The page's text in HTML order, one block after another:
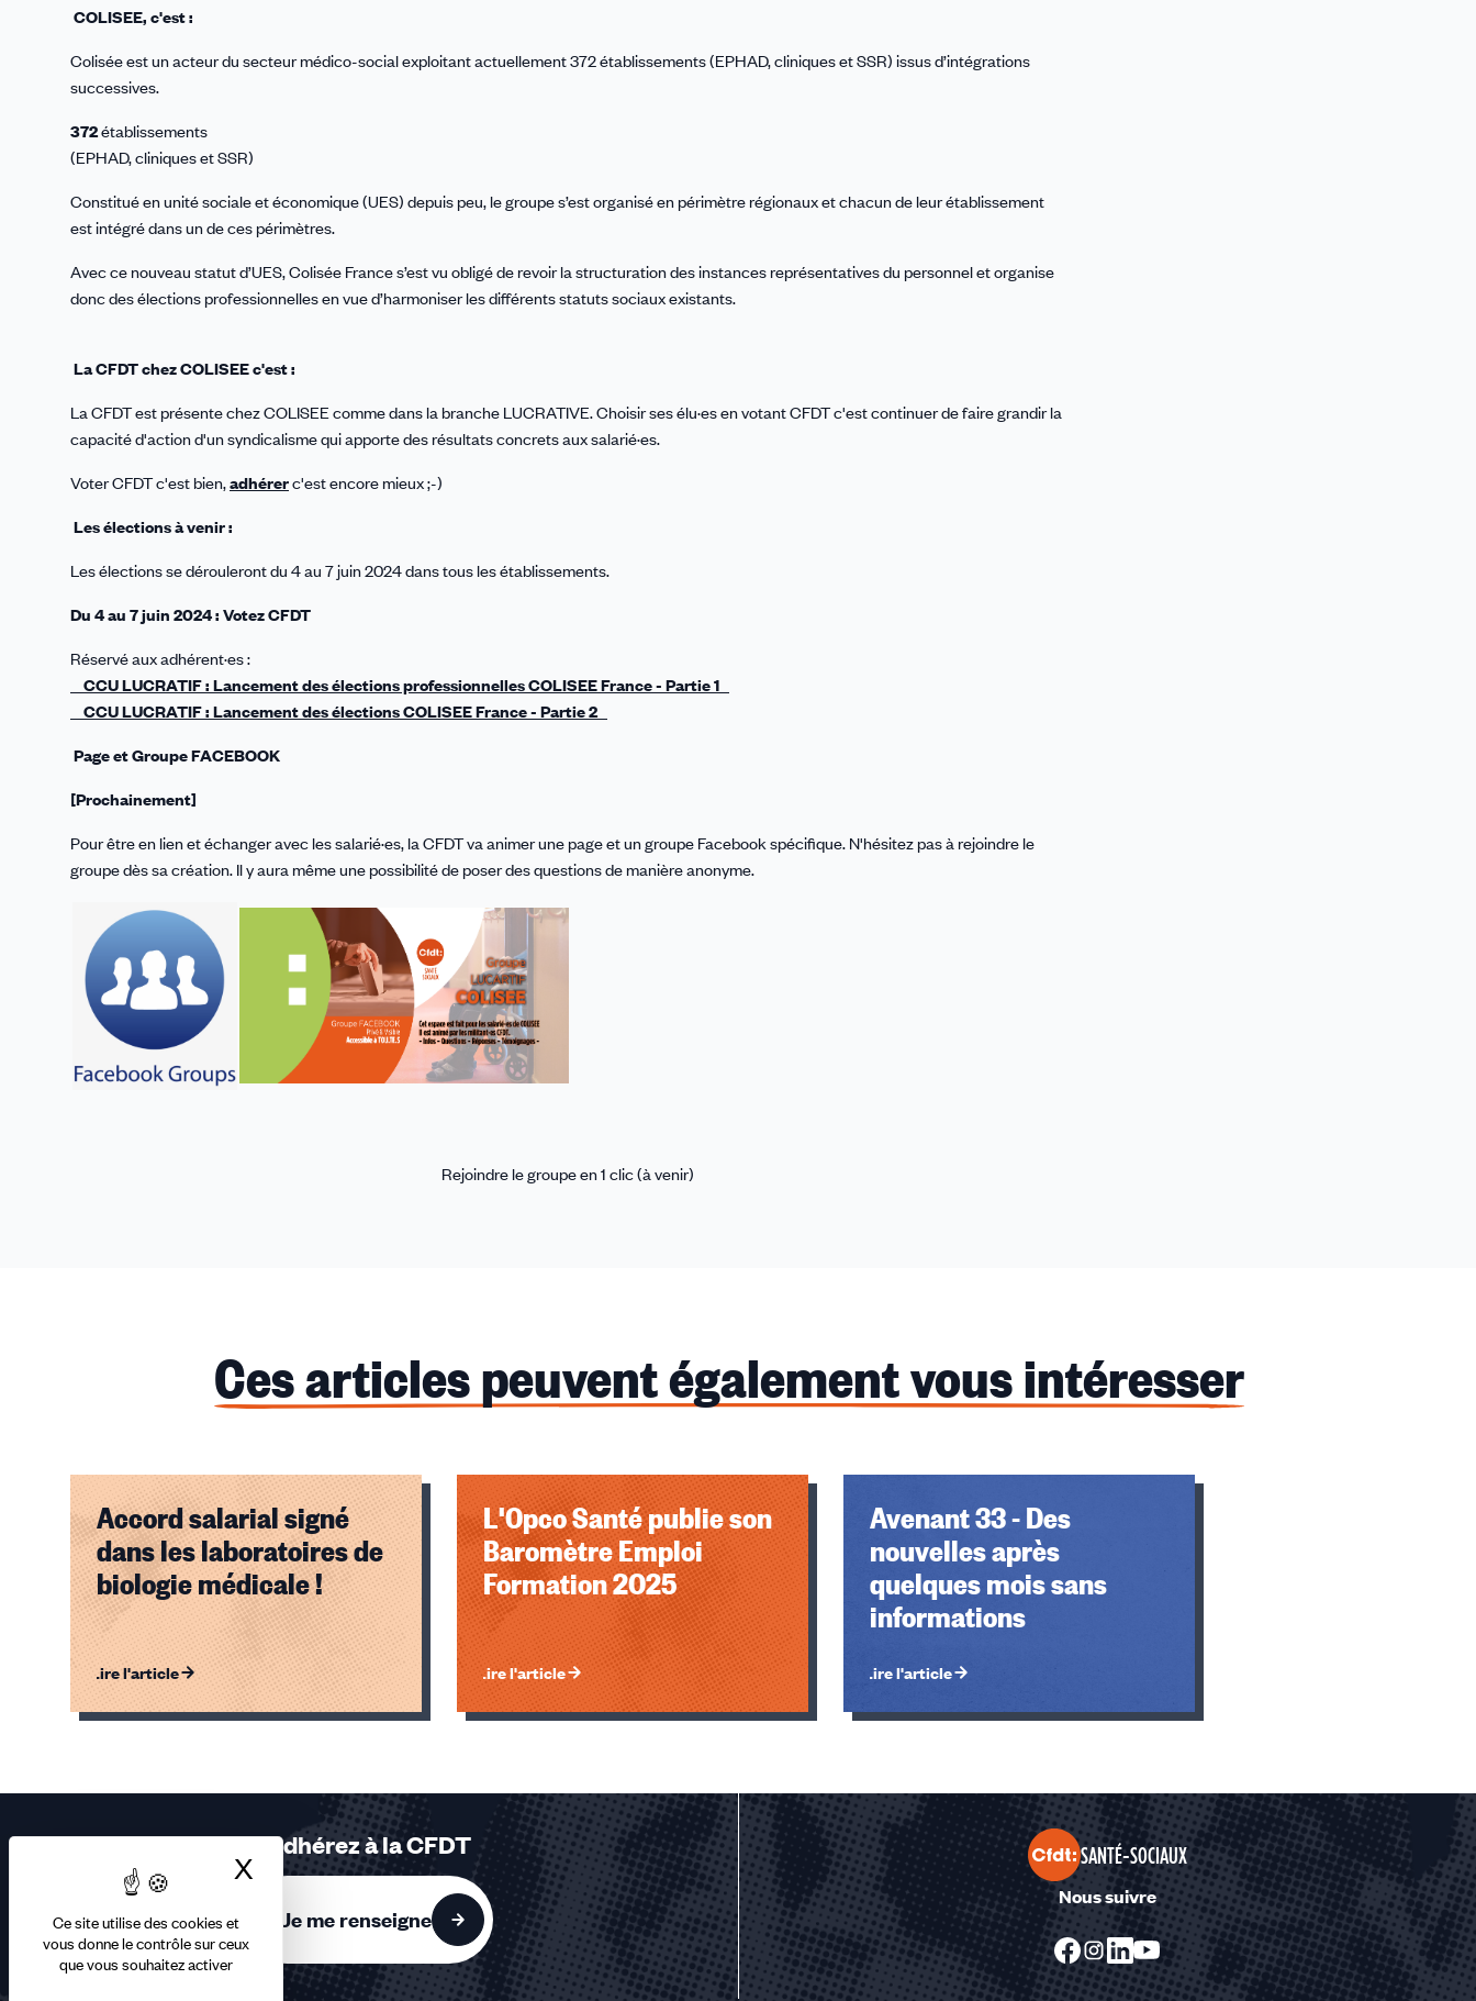
Ce site utilise des cookies et
vous donne le contrôle sur ceux
que vous souhaitez activer
X Masquer le bandeau des cookies
COLISEE, c'est :
Colisée est un acteur du secteur médico-social exploitant actuellement 372 établissements (EPHAD, cliniques et SSR) issus d’intégrations
successives.
372établissements
(EPHAD, cliniques et SSR)
Constitué en unité sociale et économique (UES) depuis peu, le groupe s’est organisé en périmètre régionaux et chacun de leur établissement
est intégré dans un de ces périmètres.
Avec ce nouveau statut d’UES, Colisée France s’est vu obligé de revoir la structuration des instances représentatives du personnel et organise
donc des élections professionnelles en vue d’harmoniser les différents statuts sociaux existants.
La CFDT chez COLISEE c'est :
La CFDT est présente chez COLISEE comme dans la branche LUCRATIVE. Choisir ses élu·es en votant CFDT c'est continuer de faire grandir la
capacité d'action d'un syndicalisme qui apporte des résultats concrets aux salarié·es.
Voter CFDT c'est bien,adhérerc'est encore mieux ;-)
Les élections à venir :
Les élections se dérouleront du 4 au 7 juin 2024 dans tous les établissements.
Du 4 au 7 juin 2024 : Votez CFDT
Réservé aux adhérent·es :
CCU LUCRATIF : Lancement des élections professionnelles COLISEE France - Partie 1
CCU LUCRATIF : Lancement des élections COLISEE France - Partie 2
Page et Groupe FACEBOOK
[Prochainement]
Pour être en lien et échanger avec les salarié·es, la CFDT va animer une page et un groupe Facebook spécifique. N'hésitez pas à rejoindre le
groupe dès sa création. Il y aura même une possibilité de poser des questions de manière anonyme.
Rejoindre le groupe en 1 clic (à venir)
Ces articles peuvent également vous intéresser
Accord salarial signé
dans les laboratoires de
biologie médicale !
Lire l'article
L'Opco Santé publie son
Baromètre Emploi
Formation 2025
Lire l'article
Avenant 33 - Des
nouvelles après
quelques mois sans
informations
Lire l'article
Éléments
accessibles
Adhérez à la CFDT
Je me renseigne
SANTÉ-SOCIAUX
Nous suivre